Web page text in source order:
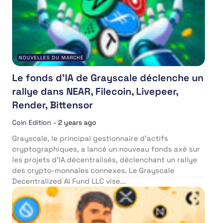
NOUVELLES DU MARCHÉ
Le fonds d’IA de Grayscale déclenche un
rallye dans NEAR, Filecoin, Livepeer,
Render, Bittensor
Coin Edition - 2 years ago
Grayscale, le principal gestionnaire d’actifs
cryptographiques, a lancé un nouveau fonds axé sur
les projets d’IA décentralisés, déclenchant un rallye
des crypto-monnaies connexes. Le Grayscale
Decentralized AI Fund LLC vise...